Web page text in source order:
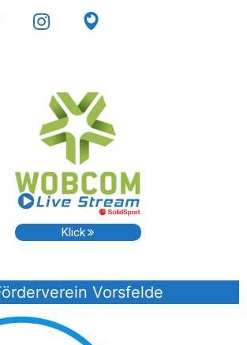
Klick
Vorsfelde